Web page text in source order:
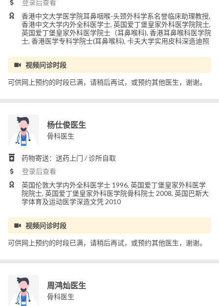
登录后查看
香港中文大学医学院耳鼻咽喉-头颈外科学系名誉临床助理教授,
香港中文大学内外全科医学士, 英国爱丁堡皇家外科医学院院士,
英国爱丁堡皇家外科医学院士（耳鼻喉科), 香港耳鼻喉科医学院
士, 香港医学专科学院士(耳鼻喉科), 卡夫大学实用皮科深造迪照
视频问诊时段
可供网上预约的时段已满，请稍后再试，或预约其他医生，谢谢。
杨仕俊医生
骨科医生
药物寄送：送药上门 / 诊所自取
登录后查看
英国伦敦大学内外全科医学士 1996, 英国爱丁堡皇家外科医学
院院士, 英国爱丁堡皇家外科医学院骨科院士 2008, 英国巴斯大
学体育及运动医学深造文凭 2010
视频问诊时段
可供网上预约的时段已满，请稍后再试，或预约其他医生，谢谢。
周鸿灿医生
骨科医生